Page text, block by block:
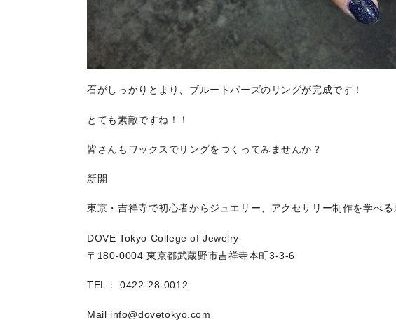
石がしっかりとまり、ブルートパーズのリングが完成です！
とても素敵ですね！！
皆さんもワックスでリングをつくってみませんか？
新開
東京・吉祥寺で初心者からジュエリー、アクセサリー制作を学べる
DOVE Tokyo College of Jewelry
〒180-0004 東京都武蔵野市吉祥寺本町3-3-6
TEL： 0422-28-0012
Mail info@dovetokyo.com